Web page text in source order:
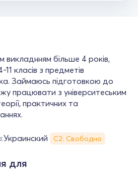
викладнням більше 4 років,
класів з предметів
Займаюсь підготовкою до
працювати з університеським
практичних та
Украинский С2: Свободно
для